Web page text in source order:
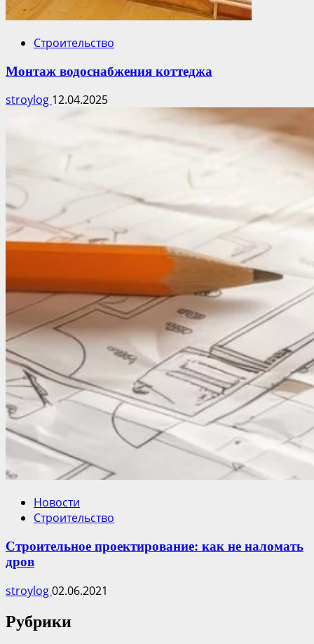
Строительство
Монтаж водоснабжения коттеджа
stroylog 12.04.2025
Новости
Строительство
Строительное проектирование: как не наломать
дров
stroylog02.06.2021
Рубрики